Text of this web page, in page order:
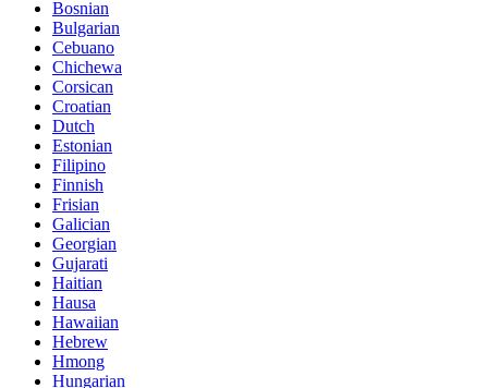
Bosnian
Bulgarian
Cebuano
Chichewa
Corsican
Croatian
Dutch
Estonian
Filipino
Finnish
Frisian
Galician
Georgian
Gujarati
Haitian
Hausa
Hawaiian
Hebrew
Hmong
Hungarian